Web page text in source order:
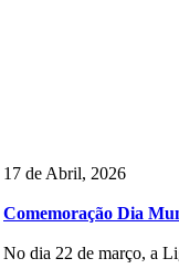
17 de Abril, 2026
Comemoração Dia
No dia 22 de março, a